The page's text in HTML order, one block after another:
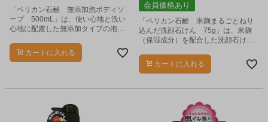
「ペリカン石鹸 無添加泡ボディソ
ープ 500mL」は、使い心地と洗い
心地に配慮した無添加タイプの泡ボ
カートに入れる
会員価格あり
「ペリカン石鹸 米麹まるごとねり
込んだ洗顔石けん 75g」は、米麹
（保湿成分）を配合した洗顔石けん
カートに入れる